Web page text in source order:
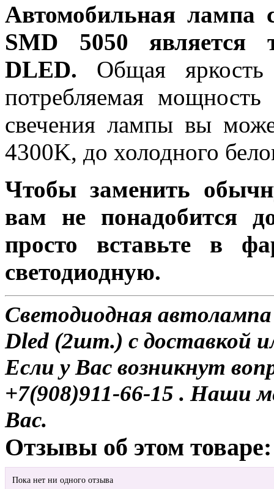
Автомобильная лампа
SMD 5050 является
DLED. Общая
потребляемая мощность
свечения лампы вы
4300K, до холодного
Чтобы заменить
вам не понадобится
просто вставьте в
светодиодную.
Светодиодная
Dled (2шт.) с доставкой
Если у Вас возникнут
+7(908)911-66-15 . Наши
Вас.
Отзывы об этом товаре:
Пока нет ни одного отзыва